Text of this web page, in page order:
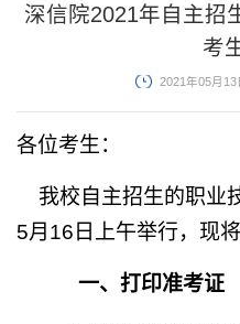
深信院2021年自主招
考
2021年05月13
各位考生：
我校自主招生的职业
5月 16 日上午举行，现
一、打印准考证